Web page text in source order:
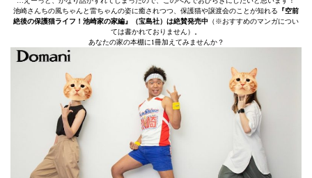
池崎さんちの風ちゃんと雷ちゃんの姿に癒されつつ、保護猫や譲渡会のことが知れる 『空前
絶後の保護猫ライフ！池崎家の家編』（宝島社）は絶賛発売中 （※おすすめのマンガについ
ては書かれておりません）。
あなたの家の本棚に1冊加えてみませんか？